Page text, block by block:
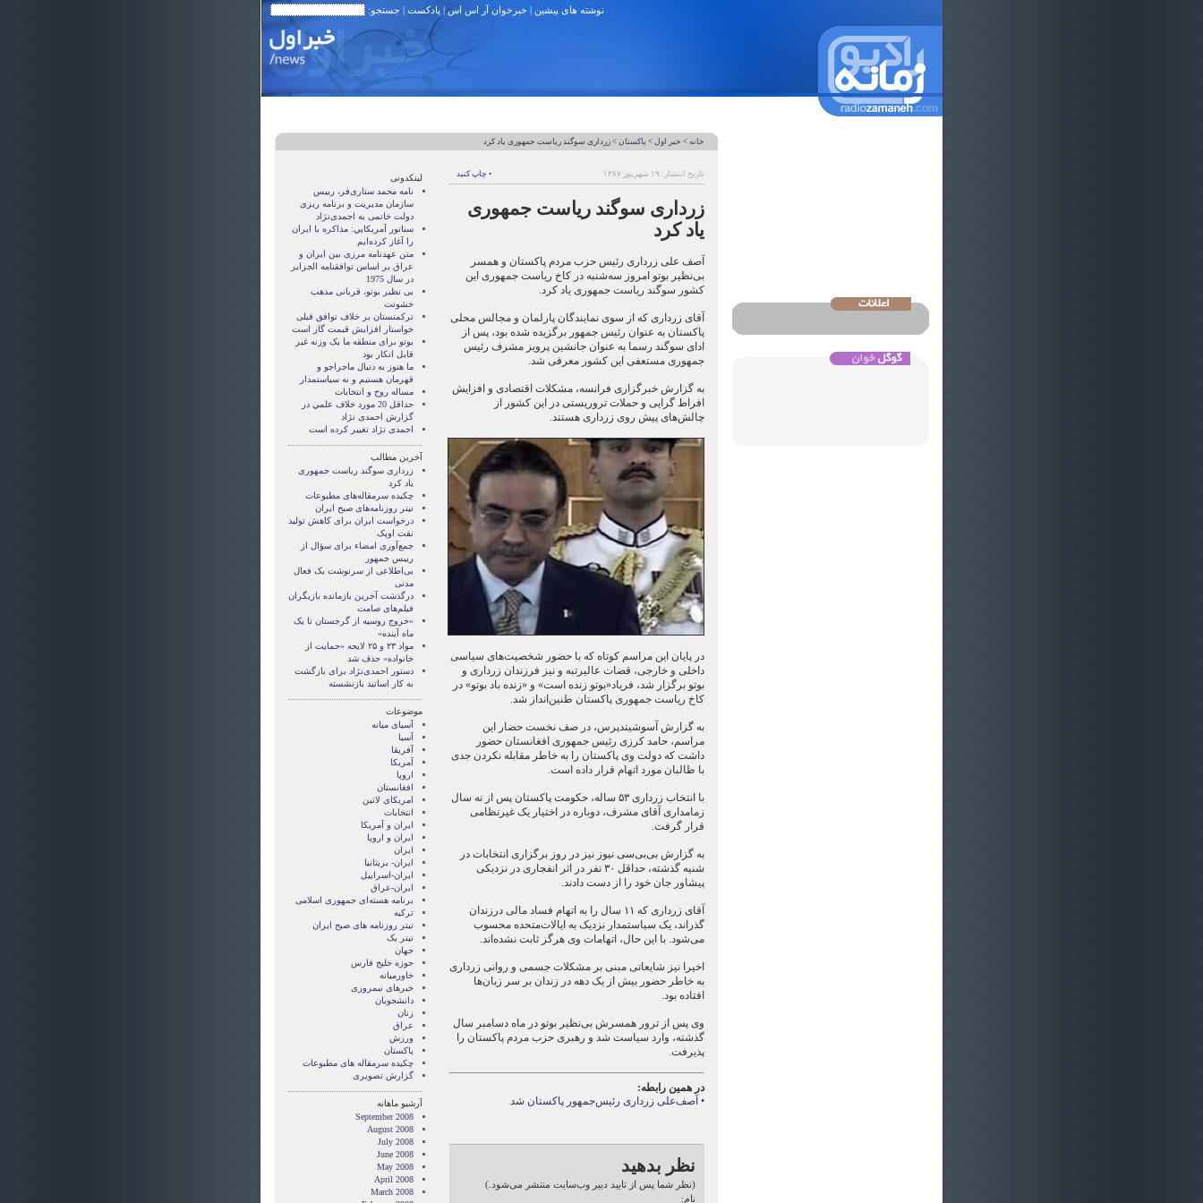
نوشته های پیشین | خبرخوان آر اس اس| پادکست | جستجو:
خانه > خبر اول > پاکستان > زرداری سوگند ریاست جمهوری یاد کرد
تاریخ انتشار: ۱۹ شهریور ۱۳۸۷ • چاپ کنید
زرداری سوگند ریاست جمهوری
یاد کرد
آصف علی زرداری رئیس حزب مردم پاکستان و همسر
بی‌نظیر بوتو امروز سه‌شنبه در کاخ ریاست جمهوری این
کشور سوگند ریاست جمهوری یاد کرد.
آقای زرداری که از سوی نمایندگان پارلمان و مجالس محلی
پاکستان به عنوان رئیس جمهور برگزیده شده بود، پس از
ادای سوگند رسما به عنوان جانشین پرویز مشرف رئیس
جمهوری مستعفی این کشور معرفی شد.
به گزارش خبرگزاری فرانسه، مشکلات اقتصادی و افزایش
افراط گرایی و حملات تروریستی در این کشور از
چالش‌های پیش روی زرداری هستند.
در پایان این مراسم کوتاه که با حضور شخصیت‌های سیاسی
داخلی و خارجی، قضات عالیرتبه و نیز فرزندان زرداری و
بوتو برگزار شد، فریاد«بوتو زنده است» و «زنده باد بوتو» در
کاخ ریاست جمهوری پاکستان طنین‌انداز شد.
به گزارش آسوشیتدپرس، در صف نخست حضار این
مراسم، حامد کرزی رئیس جمهوری افغانستان حضور
داشت که دولت وی پاکستان را به خاطر مقابله نکردن جدی
با طالبان مورد اتهام قرار داده است.
با انتخاب زرداری ۵۳ ساله، حکومت پاکستان پس از نه سال
زمامداری آقای مشرف، دوباره در اختیار یک غیرنظامی
قرار گرفت.
به گزارش بی‌بی‌سی نیوز نیز در روز برگزاری انتخابات در
شنیه گذشته، حداقل ۳۰ نفر در اثر انفجاری در نزدیکی
پیشاور جان خود را از دست دادند.
آقای زرداری که ۱۱ سال را به اتهام فساد مالی درزندان
گذراند، یک سیاستمدار نزدیک به ایالات‌متحده محسوب
می‌شود. با این حال، اتهامات وی هرگز ثابت نشده‌اند.
اخیرا نیز شایعاتی مبنی بر مشکلات جسمی و روانی زرداری
به خاطر حضور بیش از یک دهه در زندان بر سر زبان‌ها
افتاده بود.
وی پس از ترور همسرش بی‌نظیر بوتو در ماه دسامبر سال
گذشته، وارد سیاست شد و رهبری حزب مردم پاکستان را
پذیرفت.
در همین رابطه:
• آصف‌علی زرداری رئیس‌جمهور پاکستان شد
نظر بدهید
(نظر شما پس از تایید دبیر وب‌سایت منتشر می‌شود.)
نام:
لینکدونی
نامه محمد ستاری‌فر، رییس
سازمان مدیریت و برنامه ریزی
دولت خاتمی به احمدی‌نژاد
سناتور آمريکايي: مذاکره با ايران
را آغاز کرده‌ايم
متن عهدنامه مرزى بين ايران و
عراق بر اساس توافقنامه الجزاير
در سال 1975
بی نظیر بوتو، قربانی مذهب
خشونت
ترکمنستان بر خلاف توافق قبلی
خواستار افزایش قیمت گاز است
بوتو برای منطقه ما یک وزنه غیر
قابل انکار بود
ما هنوز به دنبال ماجراجو و
قهرمان هستيم و نه سياستمدار
مساله روح و انتخابات
حداقل 20 مورد خلاف علمي در
گزارش احمدی نژاد
احمدی نژاد تغییر کرده است
آخرین مطالب
زرداری سوگند ریاست جمهوری
یاد کرد
چکیده سرمقاله‌های مطبوعات
تیتر روزنامه‌های صبح ایران
درخواست ایران برای کاهش تولید
نفت اوپک
جمع‌آوری امضاء برای سؤال از
رییس جمهور
بی‌اطلاعی از سرنوشت یک فعال
مدنی
درگذشت آخرین بازمانده بازیگران
فیلم‌های صامت
«خروج روسیه از گرجستان تا یک
ماه آینده»
مواد ۲۳ و ۲۵ لایحه «حمایت از
خانواده» حذف شد
دستور احمدی‌نژاد برای بازگشت
به کار اساتید بازنشسته
موضوعات
آسيای ميانه
آسیا
آفریقا
آمریکا
اروپا
افغانستان
امریکای لاتین
انتخابات
ايران و آمريکا
ايران و اروپا
ایران
ایران- بریتانیا
ایران-اسراییل
ایران-عراق
برنامه هسته‌ای جمهوری اسلامی
ترکیه
تیتر روزنامه های صبح ایران
تیتر یک
جهان
حوزه خلیج فارس
خاورمیانه
خبرهای نیمروزی
دانشجویان
زنان
عراق
ورزش
پاکستان
چکیده سرمقاله های مطبوعات
گزارش تصويری
آرشیو ماهانه
September 2008
August 2008
July 2008
June 2008
May 2008
April 2008
March 2008